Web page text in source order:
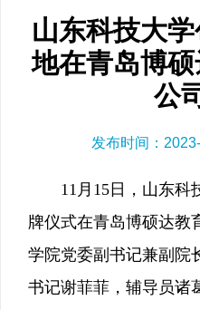
山东科技大
地在青岛博
公
发布时间：
11月15日，山东科
牌仪式在青岛博硕达教
学院党委副书记兼副院
书记谢菲菲，辅导员诸